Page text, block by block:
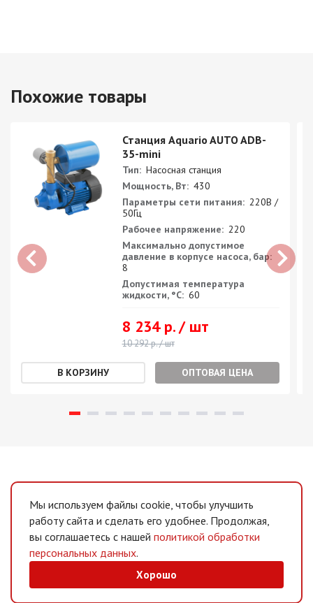
Похожие товары
Станция Aquario AUTO ADB-
35-mini
Тип: Насосная станция
Мощность, Вт: 430
Параметры сети питания: 220В /
50Гц
Рабочее напряжение: 220
Максимально допустимое
давление в корпусе насоса, бар:
8
Допустимая температура
жидкости, °С: 60
8 234 р. / шт
10 292 р. / шт
ОПТОВАЯ ЦЕНА
Мы используем файлы cookie, чтобы улучшить
работу сайта и сделать его удобнее. Продолжая,
вы соглашаетесь с нашей политикой обработки
персональных данных.
Хорошо